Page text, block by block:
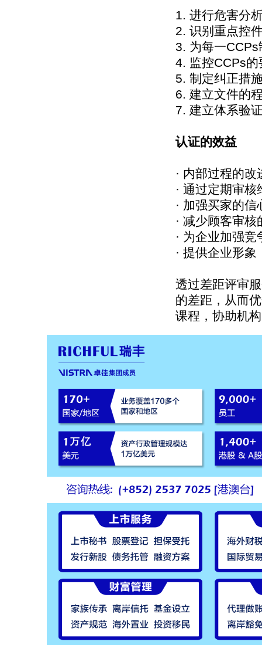
1. 进行危害分
2. 识别重点控
3. 为每一
4. 监控CCPs
5. 制定纠正措
6. 建立文件的
7. 建立体系验
认证的效益
· 内部过程的改
· 通过定期审
· 加强买家的信
· 减少顾客审核
· 为企业加强竞
· 提供企业形象
透过差距评审
的差距，从而
课程，协助机